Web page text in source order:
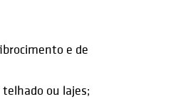
e de
telhado ou lajes;